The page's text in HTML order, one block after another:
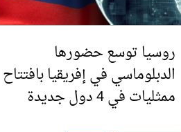
روسيا توسع حضورها
الدبلوماسي في إفريقيا بافتتاح
ممثليات في 4 دول جديدة